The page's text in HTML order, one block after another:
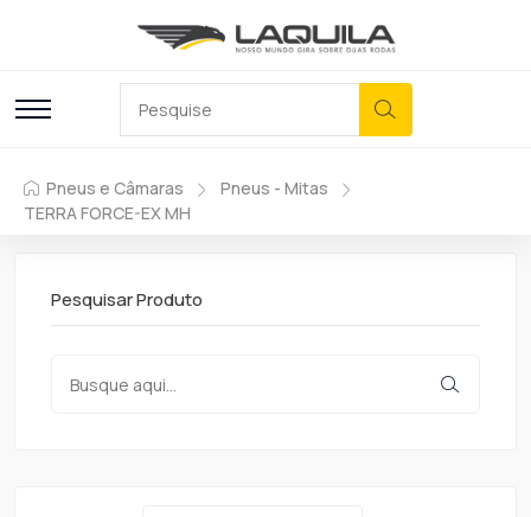
Pneus e Câmaras
Pneus - Mitas
TERRA FORCE-EX MH
Pesquisar Produto